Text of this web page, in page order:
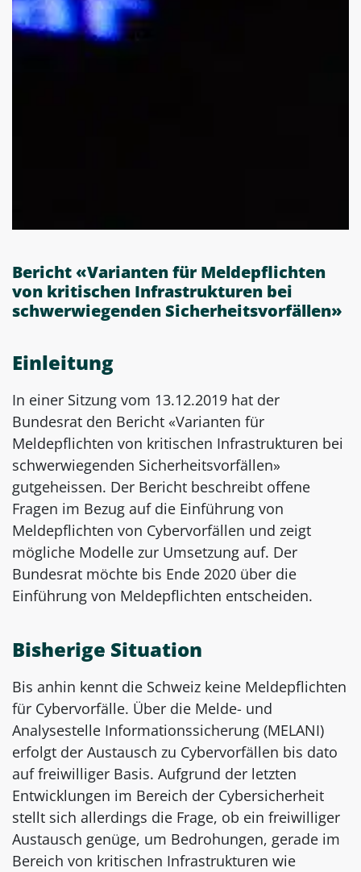
Bericht «Varianten für Meldepflichten
von kritischen Infrastrukturen bei
schwerwiegenden Sicherheitsvorfällen»
Einleitung
In einer Sitzung vom 13.12.2019 hat der
Bundesrat den Bericht «Varianten für
Meldepflichten von kritischen Infrastrukturen bei
schwerwiegenden Sicherheitsvorfällen»
gutgeheissen. Der Bericht beschreibt offene
Fragen im Bezug auf die Einführung von
Meldepflichten von Cybervorfällen und zeigt
mögliche Modelle zur Umsetzung auf. Der
Bundesrat möchte bis Ende 2020 über die
Einführung von Meldepflichten entscheiden.
Bisherige Situation
Bis anhin kennt die Schweiz keine Meldepflichten
für Cybervorfälle. Über die Melde- und
Analysestelle Informationssicherung (MELANI)
erfolgt der Austausch zu Cybervorfällen bis dato
auf freiwilliger Basis. Aufgrund der letzten
Entwicklungen im Bereich der Cybersicherheit
stellt sich allerdings die Frage, ob ein freiwilliger
Austausch genüge, um Bedrohungen, gerade im
Bereich von kritischen Infrastrukturen wie